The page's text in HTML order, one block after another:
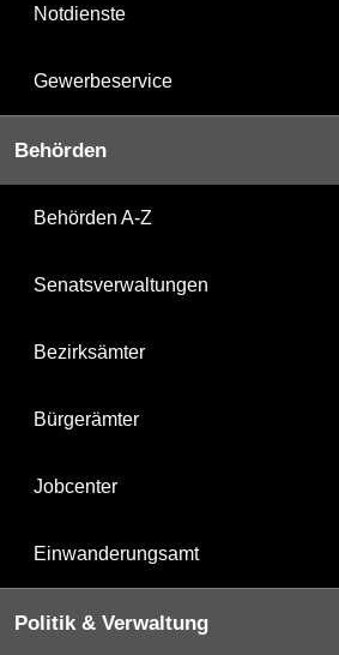
Notdienste
Gewerbeservice
Behörden
Behörden A-Z
Senatsverwaltungen
Bezirksämter
Bürgerämter
Jobcenter
Einwanderungsamt
Politik & Verwaltung